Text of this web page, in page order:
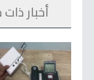
أخبار